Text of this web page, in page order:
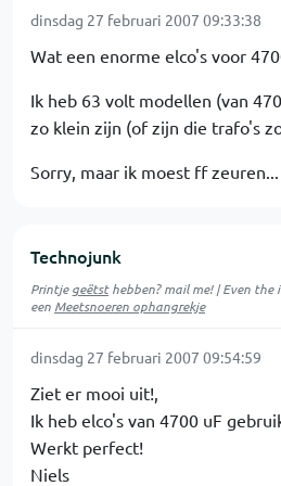
dinsdag 27 februari 2007 09:33:38
Wat een enorme elco's voor
Ik heb 63 volt modellen (van
zo klein zijn (of zijn die trafo's
Sorry, maar ik moest ff zeuren...
Technojunk
Printjegeëtsthebben? mail me! | Even the
een Meetsnoeren ophangrekje
dinsdag 27 februari 2007 09:54:59
Ziet er mooi uit!,
Ik heb elco's van 4700 uF
Werkt perfect!
Niels